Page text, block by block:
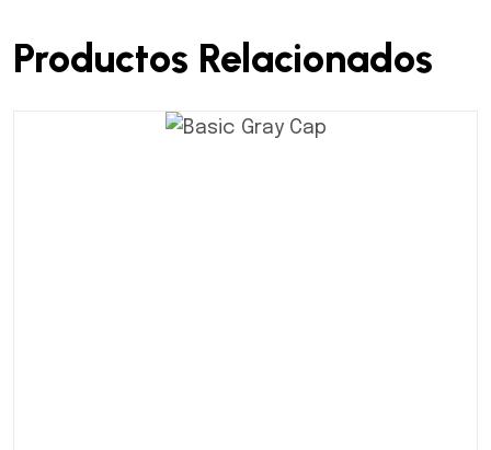
Productos Relacionados